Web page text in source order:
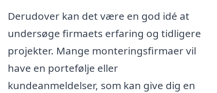
Derudover kan det være en god idé at
undersøge firmaets erfaring og tidligere
projekter. Mange monteringsfirmaer vil
have en portefølje eller
kundeanmeldelser, som kan give dig en